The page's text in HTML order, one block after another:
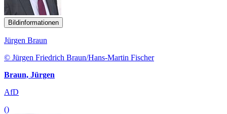
Bildinformationen
Jürgen Braun
© Jürgen Friedrich Braun/Hans-Martin Fischer
Braun, Jürgen
AfD
()